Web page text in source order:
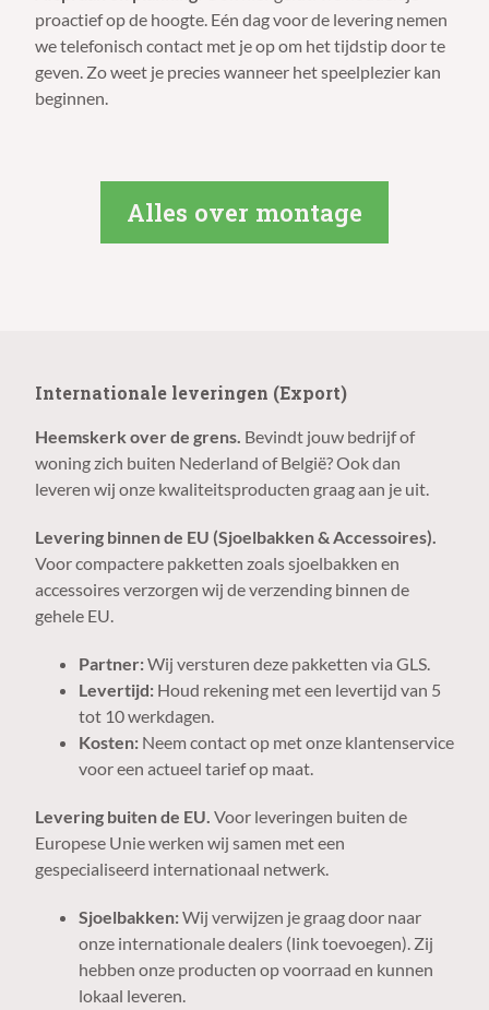
proactief op de hoogte. Eén dag voor de levering nemen
we telefonisch contact met je op om het tijdstip door te
geven. Zo weet je precies wanneer het speelplezier kan
beginnen.
Alles over montage
Internationale leveringen (Export)
Heemskerk over de grens. Bevindt jouw bedrijf of
woning zich buiten Nederland of België? Ook dan
leveren wij onze kwaliteitsproducten graag aan je uit.
Levering binnen de EU (Sjoelbakken & Accessoires).
Voor compactere pakketten zoals sjoelbakken en
accessoires verzorgen wij de verzending binnen de
gehele EU.
Partner:Wij versturen deze pakketten via GLS.
Levertijd: Houd rekening met een levertijd van 5
tot 10 werkdagen.
Kosten: Neem contact op met onze klantenservice
voor een actueel tarief op maat.
Levering buiten de EU. Voor leveringen buiten de
Europese Unie werken wij samen met een
gespecialiseerd internationaal netwerk.
Sjoelbakken:Wij verwijzen je graag door naar
onze internationale dealers (link toevoegen). Zij
hebben onze producten op voorraad en kunnen
lokaal leveren.